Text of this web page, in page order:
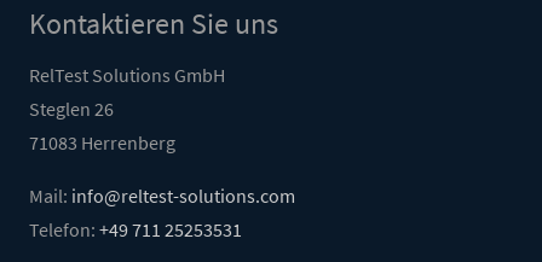
Kontaktieren Sie uns
RelTest Solutions GmbH
Steglen 26
71083 Herrenberg
Mail: info@reltest-solutions.com
Telefon: +49 711 25253531